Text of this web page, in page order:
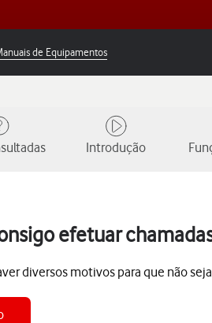
de Equipamentos
Introdução
efetuar
diversos motivos para que não